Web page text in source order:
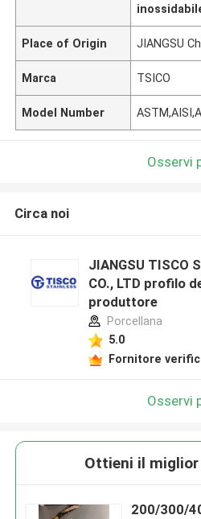
Place of Origin JIANGSU
Marca TSICO
Model Number
Osservi
Circa noi
JIANGSU TISCO
CO., LTD profilo
produttore
Porcellana
5.0
Fornitore
Osservi
Ottieni il miglior
200/300/